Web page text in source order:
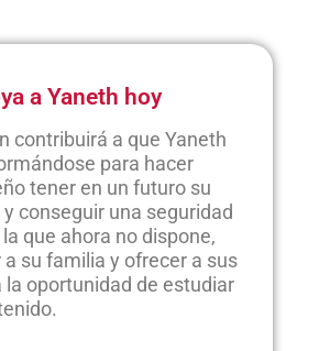
a Yaneth hoy
contribuirá a que Yaneth
para hacer
tener en un futuro su
conseguir una seguridad
que ahora no dispone,
su familia y ofrecer a sus
la oportunidad de estudiar